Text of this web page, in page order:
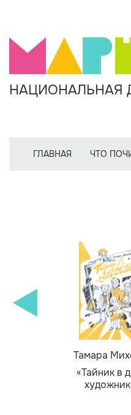
НАЦИОНАЛЬНАЯ
ГЛАВНАЯ ЧТО
Тамара
«Тайник в